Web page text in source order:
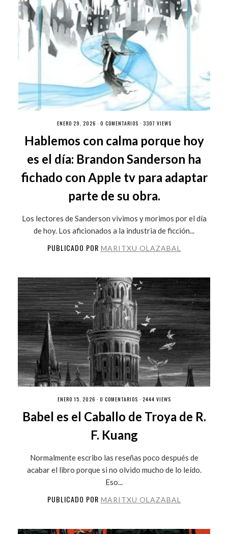
ENERO 29, 2026 · 0 COMENTARIOS · 3307 VIEWS
Hablemos con calma porque hoy
es el día: Brandon Sanderson ha
fichado con Apple tv para adaptar
parte de su obra.
Los lectores de Sanderson vivimos y morimos por el día
de hoy. Los aficionados a la industria de ficción...
PUBLICADO POR MARITXU OLAZABAL
ENERO 15, 2026 · 0 COMENTARIOS · 2444 VIEWS
Babel es el Caballo de Troya de R.
F. Kuang
Normalmente escribo las reseñas poco después de
acabar el libro porque si no olvido mucho de lo leído.
Eso...
PUBLICADO POR MARITXU OLAZABAL